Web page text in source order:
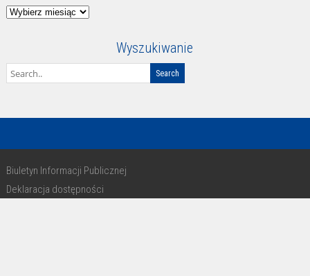
Archiwum
Wyszukiwanie
Biuletyn Informacji Publicznej
Deklaracja dostępności